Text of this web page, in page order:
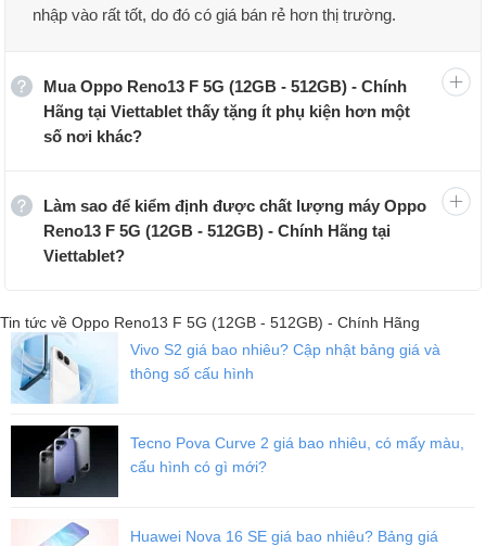
nhập vào rất tốt, do đó có giá bán rẻ hơn thị trường.
Mua Oppo Reno13 F 5G (12GB - 512GB) - Chính
Hãng tại Viettablet thấy tặng ít phụ kiện hơn một
số nơi khác?
Làm sao để kiểm định được chất lượng máy Oppo
Reno13 F 5G (12GB - 512GB) - Chính Hãng tại
Viettablet?
Tin tức về Oppo Reno13 F 5G (12GB - 512GB) - Chính Hãng
Vivo S2 giá bao nhiêu? Cập nhật bảng giá và
thông số cấu hình
Tecno Pova Curve 2 giá bao nhiêu, có mấy màu,
cấu hình có gì mới?
Huawei Nova 16 SE giá bao nhiêu? Bảng giá